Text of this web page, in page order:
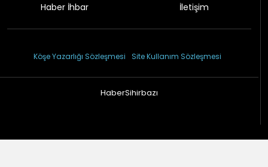
Haber İhbar
İletişim
Köşe Yazarlığı Sözleşmesi
Site Kullanım Sözleşmesi
HaberSihirbazı